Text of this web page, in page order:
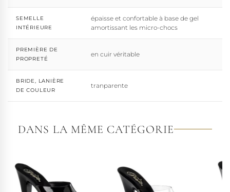
SEMELLE
INTÉRIEURE
épaisse et confortable à base de gel
amortissant les micro-chocs
PREMIÈRE DE
PROPRETÉ
en cuir véritable
BRIDE, LANIÈRE
DE COULEUR
tranparente
DANS LA MÊME CATÉGORIE